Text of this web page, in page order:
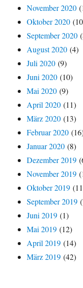
November 2020
Oktober 2020
September 2020
August 2020 (4)
Juli 2020 (9)
Juni 2020 (10)
Mai 2020 (9)
April 2020 (11)
März 2020 (13)
Februar 2020
Januar 2020 (8)
Dezember 2019
November 2019
Oktober 2019
September 2019
Juni 2019 (1)
Mai 2019 (12)
April 2019 (14)
März 2019 (42)